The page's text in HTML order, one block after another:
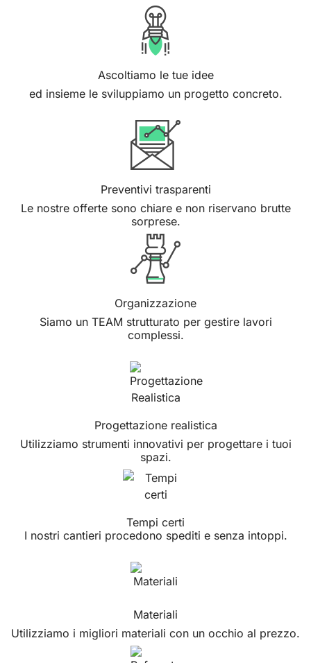
Ascoltiamo le tue idee
ed insieme le sviluppiamo un progetto concreto.
Preventivi trasparenti
Le nostre offerte sono chiare e non riservano brutte
sorprese.
Organizzazione
Siamo un TEAM strutturato per gestire lavori
complessi.
Progettazione realistica
Utilizziamo strumenti innovativi per progettare i tuoi
spazi.
Tempi certi
I nostri cantieri procedono spediti e senza intoppi.
Materiali
Utilizziamo i migliori materiali con un occhio al prezzo.